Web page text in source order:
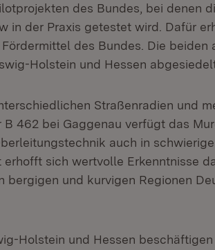
des Bundes, bei denen
in der Praxis getestet wird. Dafür
des Bundes. Die beiden
Holstein und Hessen
Straßenradien und
B 462 bei Gaggenau verfügt das
auch in
sich wertvolle Erkenntnisse
bergigen und kurvigen Regionen
Holstein und Hessen